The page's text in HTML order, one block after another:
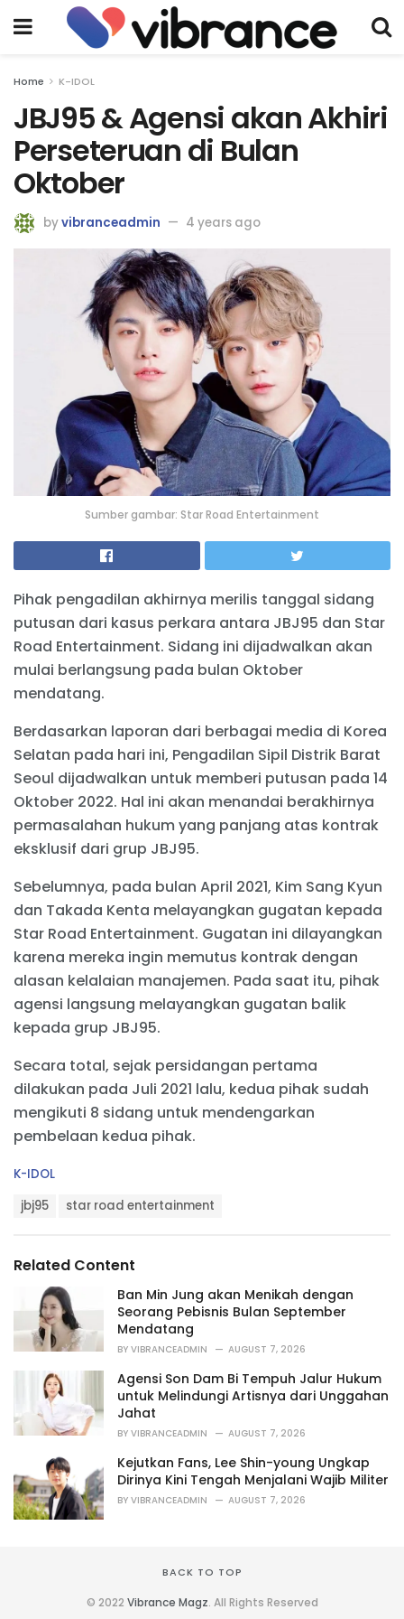
Home K-IDOL
JBJ95 & Agensi akan Akhiri
Perseteruan di Bulan
Oktober
byvibranceadmin 4 years ago
Sumber gambar: Star Road Entertainment
Pihak pengadilan akhirnya merilis tanggal sidang
putusan dari kasus perkara antara JBJ95 dan Star
Road Entertainment. Sidang ini dijadwalkan akan
mulai berlangsung pada bulan Oktober
mendatang.
Berdasarkan laporan dari berbagai media di Korea
Selatan pada hari ini, Pengadilan Sipil Distrik Barat
Seoul dijadwalkan untuk memberi putusan pada 14
Oktober 2022. Hal ini akan menandai berakhirnya
permasalahan hukum yang panjang atas kontrak
eksklusif dari grup JBJ95.
Sebelumnya, pada bulan April 2021, Kim Sang Kyun
dan Takada Kenta melayangkan gugatan kepada
Star Road Entertainment. Gugatan ini dilayangkan
karena mereka ingin memutus kontrak dengan
alasan kelalaian manajemen. Pada saat itu, pihak
agensi langsung melayangkan gugatan balik
kepada grup JBJ95.
Secara total, sejak persidangan pertama
dilakukan pada Juli 2021 lalu, kedua pihak sudah
mengikuti 8 sidang untuk mendengarkan
pembelaan kedua pihak.
C
r
:
K-IDOL
a
:
jbj95 star road entertainment
Related Content
Ban Min Jung akan Menikah dengan
Seorang Pebisnis Bulan September
Mendatang
BY VIBRANCEADMIN AUGUST 7, 2026
Agensi Son Dam Bi Tempuh Jalur Hukum
untuk Melindungi Artisnya dari Unggahan
Jahat
BY VIBRANCEADMIN AUGUST 7, 2026
Kejutkan Fans, Lee Shin-young Ungkap
Dirinya Kini Tengah Menjalani Wajib Militer
BY VIBRANCEADMIN AUGUST 7, 2026
BACK TO TOP
© 2022 Vibrance Magz. All Rights Reserved